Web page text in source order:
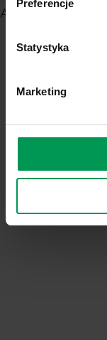
Preferencje
Statystyka
Marketing